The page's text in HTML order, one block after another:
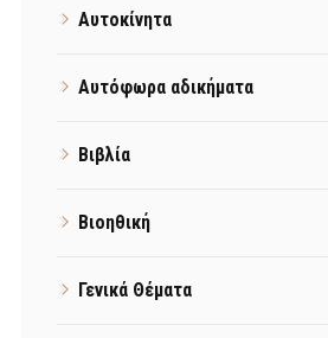
Αυτοκίνητα
Αυτόφωρα αδικήματα
Βιβλία
Βιοηθική
Γενικά Θέματα